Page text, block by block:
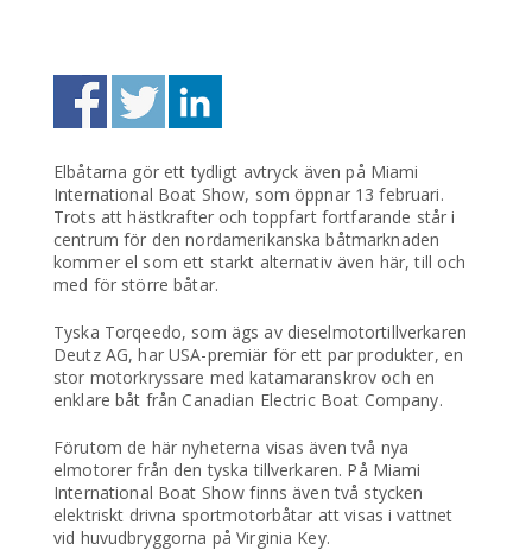
Elbåtarna gör ett tydligt avtryck även på Miami
International Boat Show, som öppnar 13 februari.
Trots att hästkrafter och toppfart fortfarande står i
centrum för den nordamerikanska båtmarknaden
kommer el som ett starkt alternativ även här, till och
med för större båtar.
Tyska Torqeedo, som ägs av dieselmotortillverkaren
Deutz AG, har USA-premiär för ett par produkter, en
stor motorkryssare med katamaranskrov och en
enklare båt från Canadian Electric Boat Company.
Förutom de här nyheterna visas även två nya
elmotorer från den tyska tillverkaren. På Miami
International Boat Show finns även två stycken
elektriskt drivna sportmotorbåtar att visas i vattnet
vid huvudbryggorna på Virginia Key.